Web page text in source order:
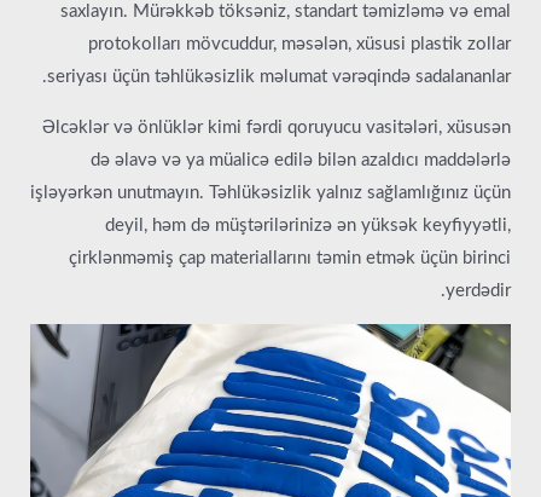
saxlayın. Mürəkkəb töksəniz, standart təmizləmə və emal
protokolları mövcuddur, məsələn, xüsusi plastik zollar
seriyası üçün təhlükəsizlik məlumat vərəqində sadalananlar.
Əlcəklər və önlüklər kimi fərdi qoruyucu vasitələri, xüsusən
də əlavə və ya müalicə edilə bilən azaldıcı maddələrlə
işləyərkən unutmayın. Təhlükəsizlik yalnız sağlamlığınız üçün
deyil, həm də müştərilərinizə ən yüksək keyfiyyətli,
çirklənməmiş çap materiallarını təmin etmək üçün birinci
yerdədir.